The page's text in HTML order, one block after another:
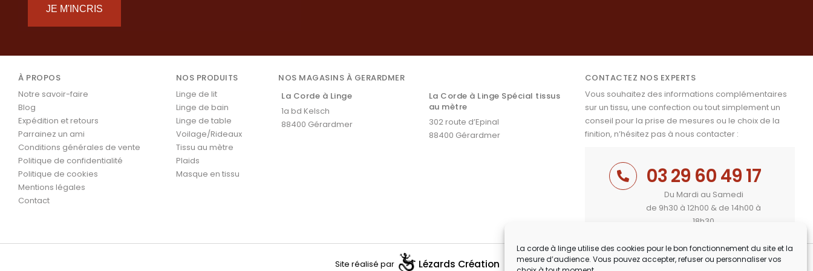
La corde à linge utilise des cookies pour le bon fonctionnement du site et la
mesure d’audience. Vous pouvez accepter, refuser ou personnaliser vos
JE M'INCRIS
À PROPOS
Notre savoir-faire
Blog
Expédition et retours
Parrainez un ami
Conditions générales de vente
Politique de confidentialité
Politique de cookies
Mentions légales
Contact
NOS PRODUITS
Linge de lit
Linge de bain
Linge de table
Voilage/Rideaux
Tissu au mètre
Plaids
Masque en tissu
NOS MAGASINS À GERARDMER
La Corde à Linge
1a bd Kelsch
88400 Gérardmer
La Corde à Linge Spécial tissus
au mètre
302 route d’Epinal
88400 Gérardmer
CONTACTEZ NOS EXPERTS
Vous souhaitez des informations complémentaires
sur un tissu, une confection ou tout simplement un
conseil pour la prise de mesures ou le choix de la
finition, n’hésitez pas à nous contacter :
03 29 60 49 17
Du Mardi au Samedi
de 9h30 à 12h00 & de 14h00 à
18h30
Site réalisé par Lézards Création